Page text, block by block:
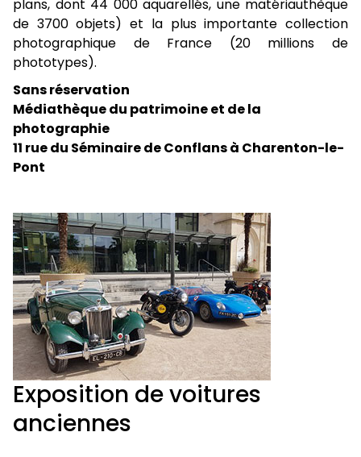
plans, dont 44 000 aquarellés, une matériauthèque
de 3700 objets) et la plus importante collection
photographique de France (20 millions de
phototypes).
Sans réservation
Médiathèque du patrimoine et de la
photographie
11 rue du Séminaire de Conflans à Charenton-le-
Pont
Exposition de voitures
anciennes